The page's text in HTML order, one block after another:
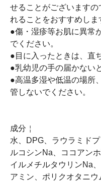
せることがございます
れることをおすすめしま
●傷・湿疹等お肌に異常
でください。
●目に入ったときは、直
●乳幼児の手の届かない
●高温多湿や低温の場所
管しないでください。
成分￤
水、DPG、ラウラミド
ルコシンNa、ココアン
イルメチルタウリンNa
アミン、ポリクオタニ